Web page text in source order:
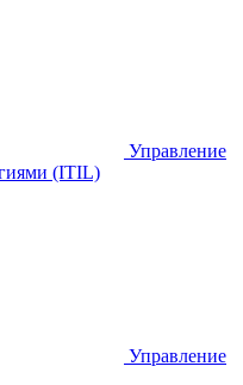
Управление
(ITIL)
Управление